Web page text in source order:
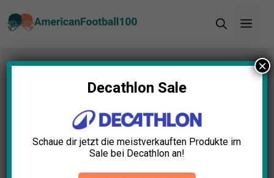
Inhalt
Startseite»Blog»Schutzkleidung Footballspieler:
Ultimativer Schutz-Leitfaden
Schutzkleidung
Footballspieler: Ultimativer
Schutz-Leitfaden
Decathlon Sale
Schaue dir jetzt die meistverkauften Produkte im
Sale bei Decathlon an!
×